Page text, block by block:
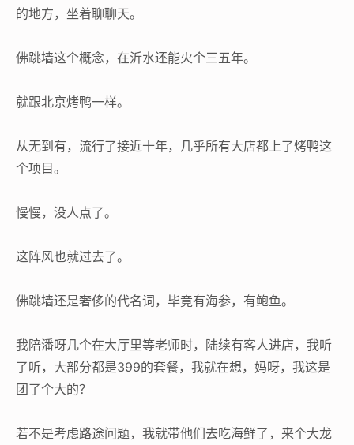
的地方，坐着聊聊天。
佛跳墙这个概念，在沂水还能火个三五年。
就跟北京烤鸭一样。
从无到有，流行了接近十年，几乎所有大店都上了烤鸭这
个项目。
慢慢，没人点了。
这阵风也就过去了。
佛跳墙还是奢侈的代名词，毕竟有海参，有鲍鱼。
我陪潘呀几个在大厅里等老师时，陆续有客人进店，我听
了听，大部分都是399的套餐，我就在想，妈呀，我这是
团了个大的？
若不是考虑路途问题，我就带他们去吃海鲜了，来个大龙